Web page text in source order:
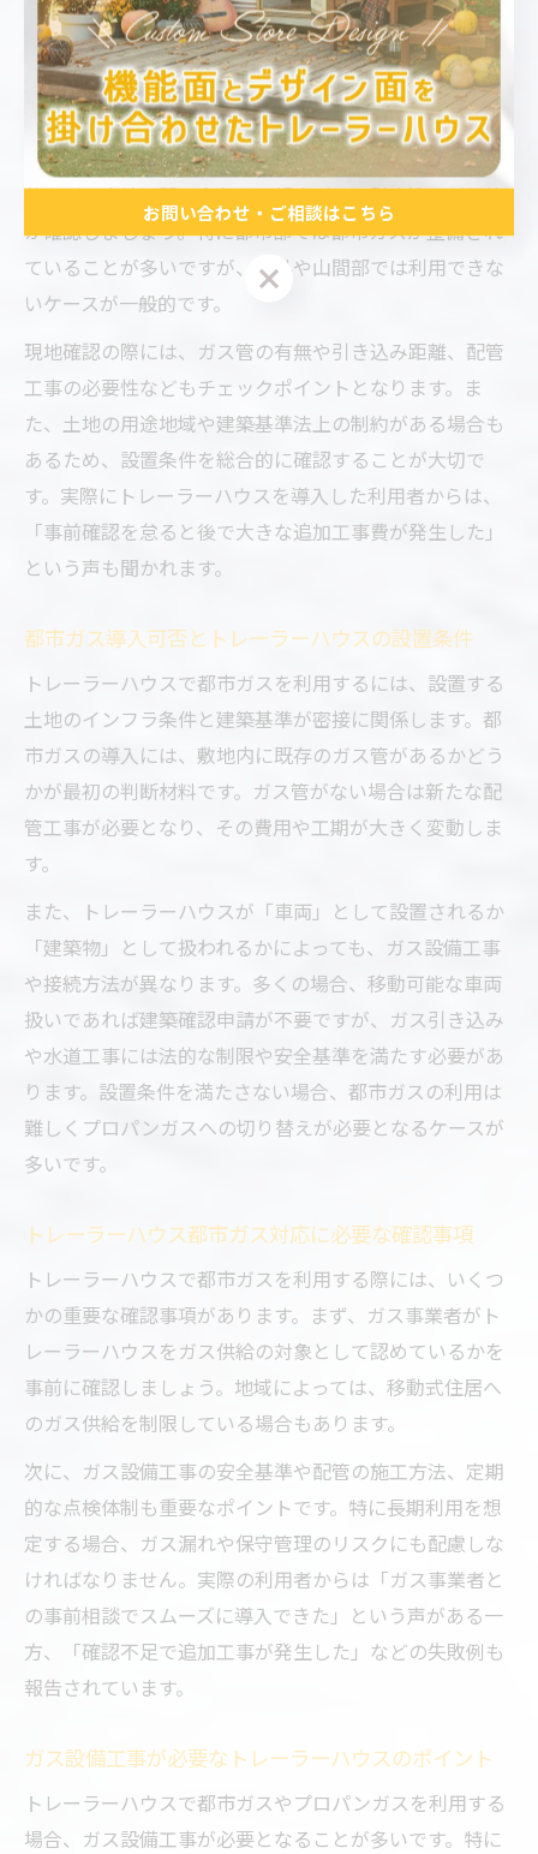
トレーラーハウスで都市ガス利用の可否を調べる手順
トレーラーハウスで都市ガスが利用可能かどうかを事前
に調べることは、快適な運用やコスト管理の観点から非
常に重要です。まず、設置予定地のインフラ状況を自治
体やガス会社に問い合わせ、都市ガスの引き込みが可能
か確認しましょう。特に都市部では都市ガスが整備され
ていることが多いですが、郊外や山間部では利用できな
いケースが一般的です。
現地確認の際には、ガス管の有無や引き込み距離、配管
工事の必要性などもチェックポイントとなります。ま
た、土地の用途地域や建築基準法上の制約がある場合も
あるため、設置条件を総合的に確認することが大切で
す。実際にトレーラーハウスを導入した利用者からは、
「事前確認を怠ると後で大きな追加工事費が発生した」
という声も聞かれます。
都市ガス導入可否とトレーラーハウスの設置条件
トレーラーハウスで都市ガスを利用するには、設置する
土地のインフラ条件と建築基準が密接に関係します。都
市ガスの導入には、敷地内に既存のガス管があるかどう
かが最初の判断材料です。ガス管がない場合は新たな配
管工事が必要となり、その費用や工期が大きく変動しま
す。
また、トレーラーハウスが「車両」として設置されるか
「建築物」として扱われるかによっても、ガス設備工事
や接続方法が異なります。多くの場合、移動可能な車両
扱いであれば建築確認申請が不要ですが、ガス引き込み
や水道工事には法的な制限や安全基準を満たす必要があ
ります。設置条件を満たさない場合、都市ガスの利用は
難しくプロパンガスへの切り替えが必要となるケースが
多いです。
トレーラーハウス都市ガス対応に必要な確認事項
トレーラーハウスで都市ガスを利用する際には、いくつ
かの重要な確認事項があります。まず、ガス事業者がト
レーラーハウスをガス供給の対象として認めているかを
事前に確認しましょう。地域によっては、移動式住居へ
のガス供給を制限している場合もあります。
次に、ガス設備工事の安全基準や配管の施工方法、定期
的な点検体制も重要なポイントです。特に長期利用を想
定する場合、ガス漏れや保守管理のリスクにも配慮しな
ければなりません。実際の利用者からは「ガス事業者と
の事前相談でスムーズに導入できた」という声がある一
方、「確認不足で追加工事が発生した」などの失敗例も
報告されています。
ガス設備工事が必要なトレーラーハウスのポイント
トレーラーハウスで都市ガスやプロパンガスを利用する
場合、ガス設備工事が必要となることが多いです。特に
お問い合わせ・ご相談はこちら
お問い合わせ・ご相談はこちら